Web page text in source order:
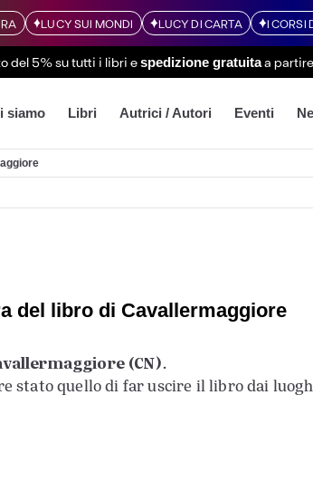
LUCY SUI MONDI LUCY DI CARTA I CORSI
del 5% su tutti i libri espedizione gratuitaa
siamo Libri Autrici / Autori Eventi
del libro di Cavallermaggiore
(CN).
stato quello di far uscire il libro dai